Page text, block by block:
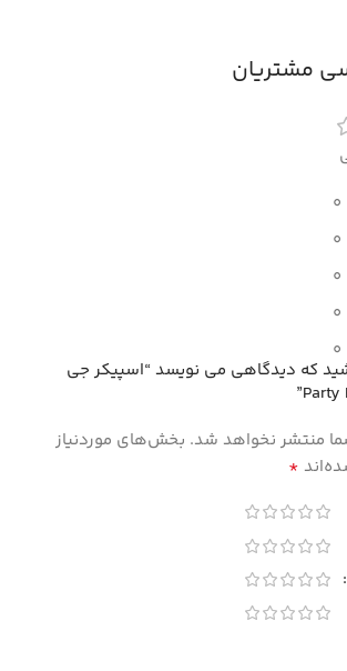
مشتریان
0
0
0
0
0
که دیدگاهی می نویسد “اسپیکر جی
منتشر نخواهد شد. بخش‌های موردنیاز
*